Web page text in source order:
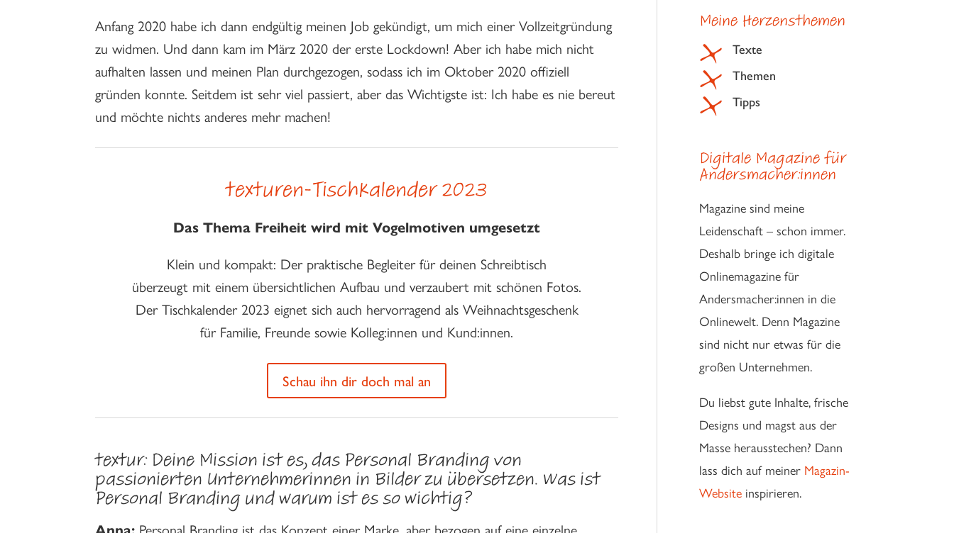
Anfang 2020 habe ich dann endgültig meinen Job gekündigt, um mich einer Vollzeitgründung
zu widmen. Und dann kam im März 2020 der erste Lockdown! Aber ich habe mich nicht
aufhalten lassen und meinen Plan durchgezogen, sodass ich im Oktober 2020 offiziell
gründen konnte. Seitdem ist sehr viel passiert, aber das Wichtigste ist: Ich habe es nie bereut
und möchte nichts anderes mehr machen!
texturen-Tischkalender 2023
Das Thema Freiheit wird mit Vogelmotiven umgesetzt
Klein und kompakt: Der praktische Begleiter für deinen Schreibtisch
überzeugt mit einem übersichtlichen Aufbau und verzaubert mit schönen Fotos.
Der Tischkalender 2023 eignet sich auch hervorragend als Weihnachtsgeschenk
für Familie, Freunde sowie Kolleg:innen und Kund:innen.
Schau ihn dir doch mal an
textur: Deine Mission ist es, das Personal Branding von
passionierten Unternehmerinnen in Bilder zu übersetzen. Was ist
Personal Branding und warum ist es so wichtig?
Meine Herzensthemen
Texte
Themen
Tipps
Digitale Magazine für
Andersmacher:innen
Magazine sind meine
Leidenschaft – schon immer.
Deshalb bringe ich digitale
Onlinemagazine für
Andersmacher:innen in die
Onlinewelt. Denn Magazine
sind nicht nur etwas für die
großen Unternehmen.
Du liebst gute Inhalte, frische
Designs und magst aus der
Masse herausstechen? Dann
lass dich auf meiner Magazin-
Website inspirieren.